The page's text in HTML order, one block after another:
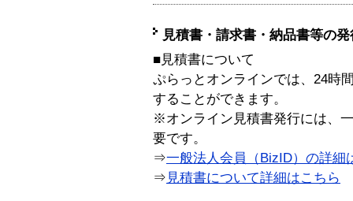
見積書・請求書・納品書等の
■見積書について
ぷらっとオンラインでは、24時
することができます。
※オンライン見積書発行には、
要です。
⇒一般法人会員（BizID）の詳細
⇒ 見積書について詳細はこちら